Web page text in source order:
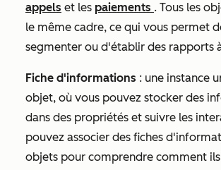
appels et les paiements . Tous les
le même cadre, ce qui vous permet
segmenter ou d'établir des rapports
Fiche d'informations : une instance
objet, où vous pouvez stocker des
dans des propriétés et suivre les
pouvez associer des fiches
objets pour comprendre comment